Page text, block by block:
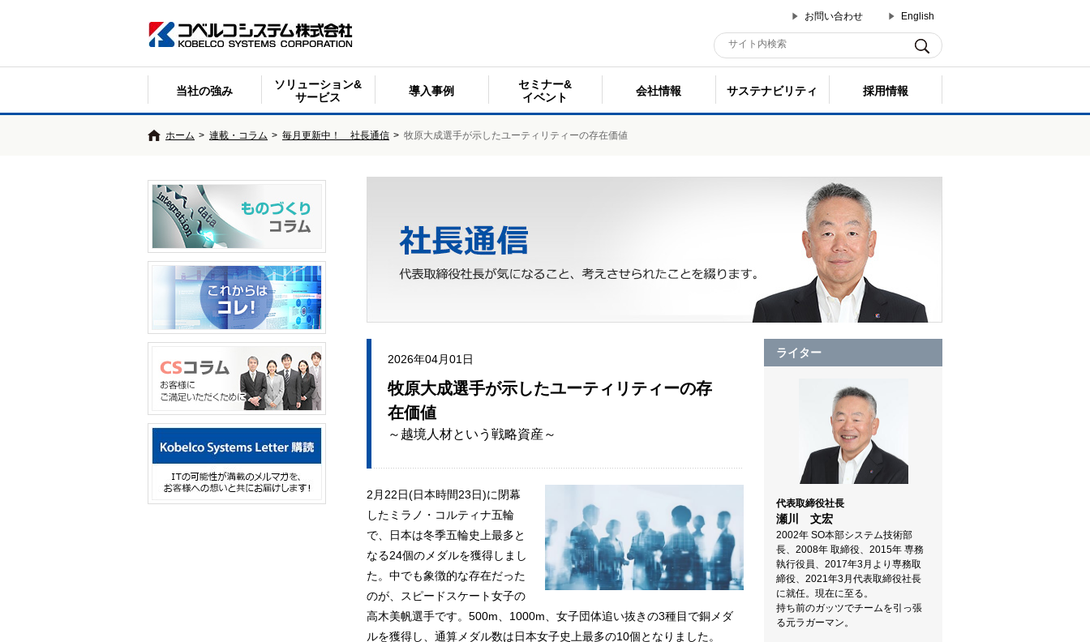
お問い合わせ English
当社の強み
ソリューション&
サービス
導入事例
セミナー&
イベント
会社情報 サステナビリティ 採用情報
ホーム > 連載・コラム > 毎月更新中！ 社長通信 > 牧原大成選手が示したユーティリティーの存在価値
2026年04月01日
牧原大成選手が示したユーティリティーの存
在価値
～越境人材という戦略資産～
2月22日(日本時間23日)に閉幕
したミラノ・コルティナ五輪
で、日本は冬季五輪史上最多と
なる24個のメダルを獲得しまし
た。中でも象徴的な存在だった
のが、スピードスケート女子の
高木美帆選手です。500m、1000m、女子団体追い抜きの3種目で銅メダ
ルを獲得し、通算メダル数は日本女子史上最多の10個となりました。
ライター
代表取締役社長
瀬川 文宏
2002年 SO本部システム技術部
長、2008年 取締役、2015年 専務
執行役員、2017年3月より専務取
締役、2021年3月代表取締役社長
に就任。現在に至る。
持ち前のガッツでチームを引っ張
る元ラガーマン。